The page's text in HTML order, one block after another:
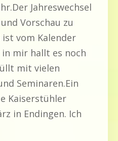
Jahreswechsel
Vorschau zu
ist vom Kalender
mir hallt es noch
mit vielen
Seminaren.Ein
Kaiserstühler
in Endingen. Ich